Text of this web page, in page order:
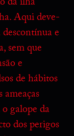
Aqui deve-
e
sem que
e
de hábitos
galope da
dos perigos